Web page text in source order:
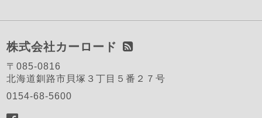
株式会社カーロード
〒085-0816
北海道釧路市貝塚３丁目５番２７号
0154-68-5600